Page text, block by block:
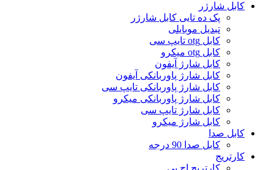
کابل شارژر
پک ده تایی کابل شارژر
تبدیل موبایلی
کابل otg تایپ سی
کابل otg میکرو
کابل شارژ آیفون
کابل شارژ پاوربانکی آیفون
کابل شارژ پاوربانکی تایپ سی
کابل شارژ پاوربانکی میکرو
کابل شارژ تایپ سی
کابل شارژ میکرو
کابل صدا
کابل صدا 90 درجه
کارتریج